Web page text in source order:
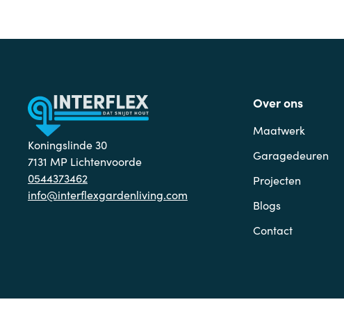
Koningslinde 30
7131 MP Lichtenvoorde
0544373462
info@interflexgardenliving.com
Over ons
Maatwerk
Garagedeuren
Projecten
Blogs
Contact